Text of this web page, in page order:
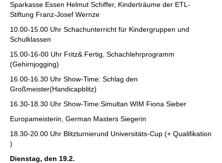
Sparkasse Essen Helmut Schiffer, Kinderträume der ETL-
Stiftung Franz-Josef Wernze
10.00-15.00 Uhr Schachunterricht für Kindergruppen und
Schulklassen
15.00-16-00 Uhr Fritz& Fertig, Schachlehrprogramm
(Gehirnjogging)
16.00-16.30 Uhr Show-Time: Schlag den
Großmeister(Handicapblitz)
16.30-18.30 Uhr Show-Time:Simultan WIM Fiona Sieber
Europameisterin, German Masters Siegerin
18.30-20.00 Uhr Blitzturnierund Universitäts-Cup (+ Qualifikation
)
Dienstag, den 19.2.